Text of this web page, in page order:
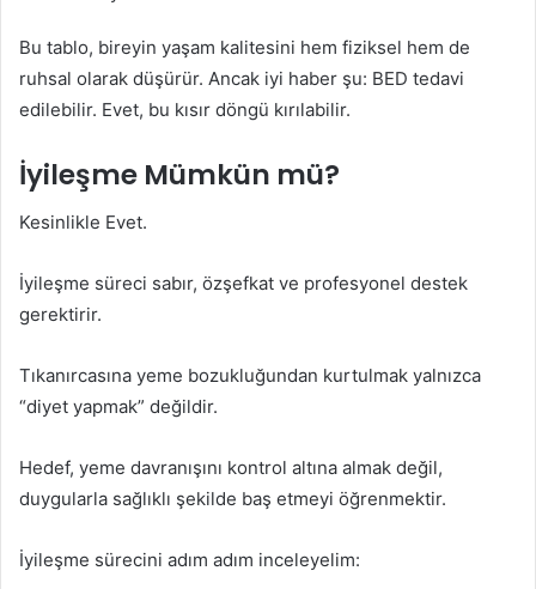
Bu tablo, bireyin yaşam kalitesini hem fiziksel hem de
ruhsal olarak düşürür. Ancak iyi haber şu: BED tedavi
edilebilir. Evet, bu kısır döngü kırılabilir.
İyileşme Mümkün mü?
Kesinlikle Evet.
İyileşme süreci sabır, özşefkat ve profesyonel destek
gerektirir.
Tıkanırcasına yeme bozukluğundan kurtulmak yalnızca
“diyet yapmak” değildir.
Hedef, yeme davranışını kontrol altına almak değil,
duygularla sağlıklı şekilde baş etmeyi öğrenmektir.
İyileşme sürecini adım adım inceleyelim: